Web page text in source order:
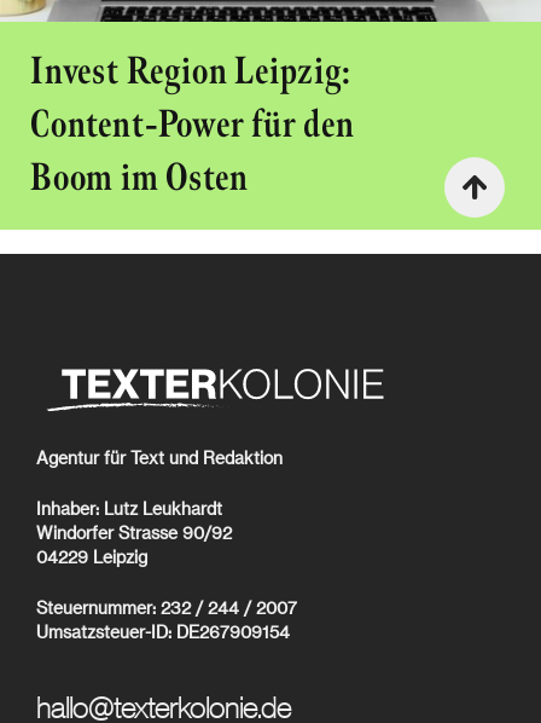
Invest Region Leipzig:
Content-Power für den
Boom im Osten
Agentur für Text und Redaktion
Inhaber: Lutz Leukhardt
Windorfer Strasse 90/92
04229 Leipzig
Steuernummer: 232 / 244 / 2007
Umsatzsteuer-ID: DE267909154
hallo@texterkolonie.de